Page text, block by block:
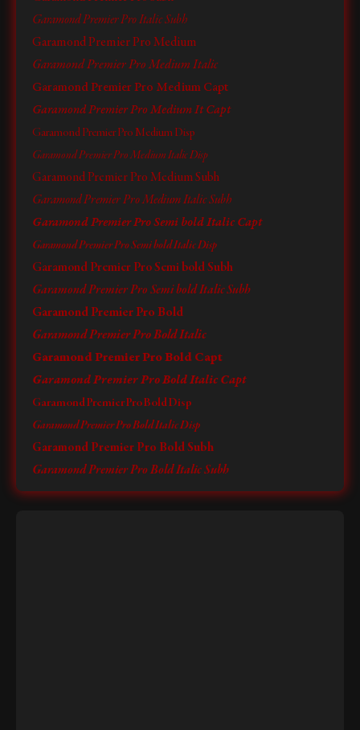
Garamond Premier Pro Italic Subh
Garamond Premier Pro Medium
Garamond Premier Pro Medium Italic
Garamond Premier Pro Medium Capt
Garamond Premier Pro Medium It Capt
Garamond Premier Pro Medium Disp
Garamond Premier Pro Medium Italic Disp
Garamond Premier Pro Medium Subh
Garamond Premier Pro Medium Italic Subh
Garamond Premier Pro Semi bold Italic Capt
Garamond Premier Pro Semi bold Italic Disp
Garamond Premier Pro Semi bold Subh
Garamond Premier Pro Semi bold Italic Subh
Garamond Premier Pro Bold
Garamond Premier Pro Bold Italic
Garamond Premier Pro Bold Capt
Garamond Premier Pro Bold Italic Capt
Garamond Premier Pro Bold Disp
Garamond Premier Pro Bold Italic Disp
Garamond Premier Pro Bold Subh
Garamond Premier Pro Bold Italic Subh